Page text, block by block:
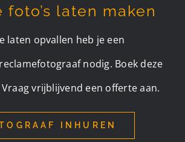
foto’s laten maken
laten opvallen heb je een
nodig. Boek deze
vrijblijvend een offerte aan.
INHUREN